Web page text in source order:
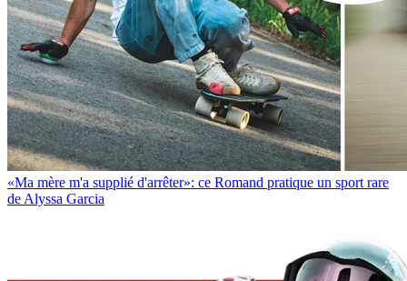
«Ma mère m'a supplié d'arrêter»: ce Romand pratique un sport rare
de Alyssa Garcia